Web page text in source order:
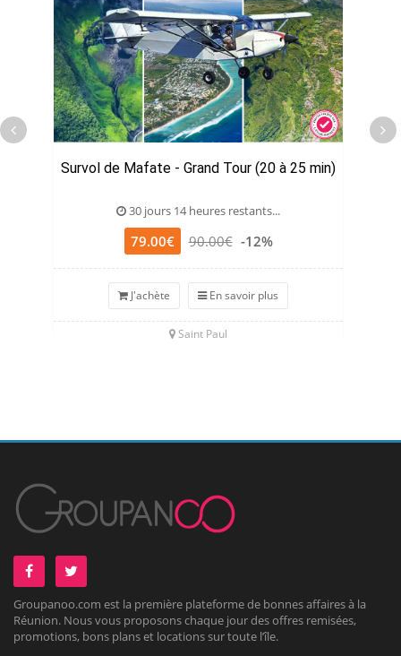
Survol de Mafate - Grand Tour (20 à 25 min)
30 jours 14 heures restants...
79.00€ 90.00€ -12%
J'achète En savoir plus
Saint Paul
Groupanoo.com est la première plateforme de bonnes affaires à la
Réunion. Nous vous proposons chaque jour des offres remisées,
promotions, bons plans et locations sur toute l’île.